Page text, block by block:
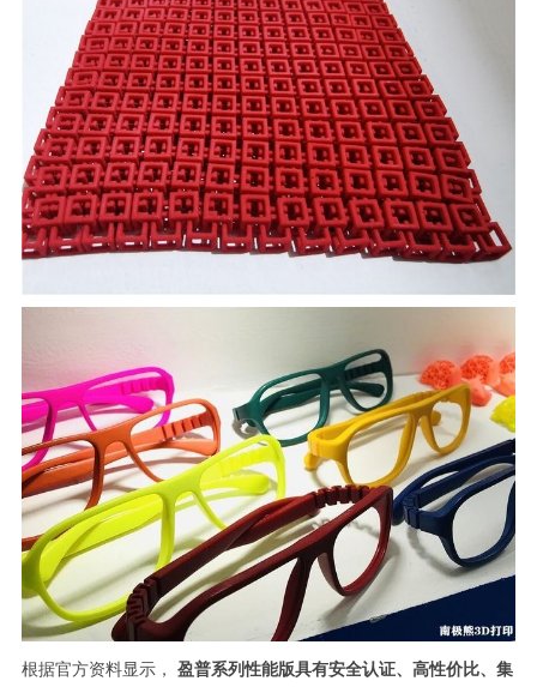
根据官方资料显示， 盈普系列性能版具有安全认证、高性价比、集